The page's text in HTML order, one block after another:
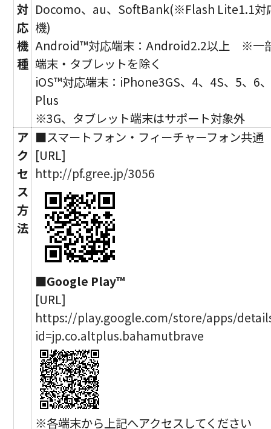
対
応
機
種
Docomo、au、SoftBank(※Flash Lite1.1対
機)
Android™対応端末：Android2.2以上 ※一
端末・タブレットを除く
iOS™対応端末：iPhone3GS、4、4S、5、6
Plus
※3G、タブレット端末はサポート対象外
ア
ク
セ
ス
方
法
■スマートフォン・フィーチャーフォン共通
[URL]
http://pf.gree.jp/3056
■Google Play™
[URL]
https://play.google.com/store/apps/
id=jp.co.altplus.bahamutbrave
※各端末から上記へアクセスしてください